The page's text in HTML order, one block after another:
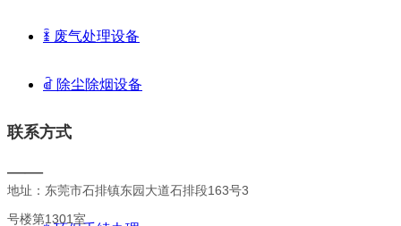
ꁦ 废气处理设备
ꀶ 除尘除烟设备
环保手续办理
联系方式
——
地址：东莞市石排镇东园大道石排段163号3
号楼第1301室